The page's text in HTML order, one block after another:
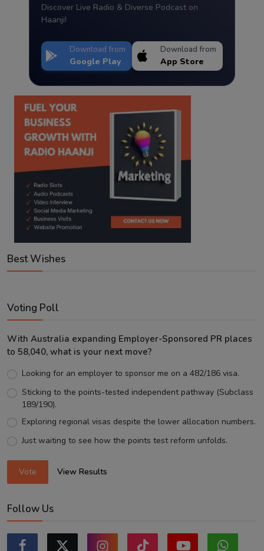
Discover Live Radio & Diverse Podcast on
Haanji!
Download from
Google Play
Download from
App Store
Best Wishes
Voting Poll
With Australia expanding Employer-Sponsored PR places
to 58,040, what is your next move?
Looking for an employer to sponsor me on a 482/186 visa.
Sticking to the points-tested independent pathway (Subclass
189/190).
Exploring regional visas despite the lower allocation numbers.
Just waiting to see how the points test reform unfolds.
Vote View Results
Follow Us